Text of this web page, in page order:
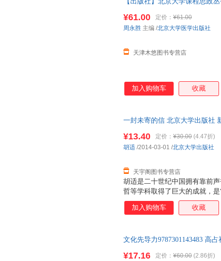
¥61.00 定价： ¥61.00
天津木悠图书专营店
周永胜 主编 /北京大学医学出版社
加入购物车 收藏
一封未寄的信 北京大学出版社
胡适是二十世纪中国拥有靠前
哲等学科取得了巨大的成就，
物。他活跃于社会政治领域，
著作系列”所选均为胡适一生
¥13.40 定价： ¥30.00 (4.47折)
天宇阁图书专营店
胡适 /2014-03-01 /北京大学出版社
加入购物车 收藏
文化先导力9787301143483 高
¥17.16 定价： ¥60.00 (2.86折)